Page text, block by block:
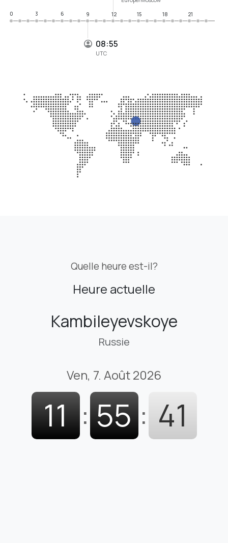
08:55
UTC
0
3 6 9 12 15 18 21
Quelle heure est-il?
Heure actuelle
Kambileyevskoye
Russie
Ven, 7. Août 2026
11 : 55 : 42